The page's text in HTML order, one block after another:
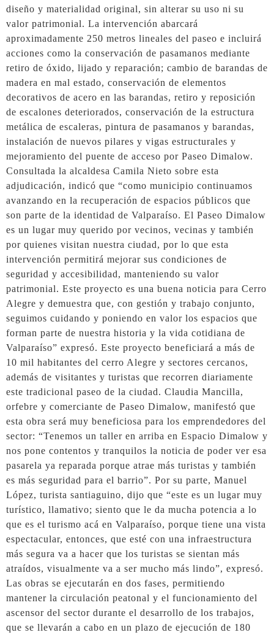
diseño y materialidad original, sin alterar su uso ni su
valor patrimonial. La intervención abarcará
aproximadamente 250 metros lineales del paseo e incluirá
acciones como la conservación de pasamanos mediante
retiro de óxido, lijado y reparación; cambio de barandas de
madera en mal estado, conservación de elementos
decorativos de acero en las barandas, retiro y reposición
de escalones deteriorados, conservación de la estructura
metálica de escaleras, pintura de pasamanos y barandas,
instalación de nuevos pilares y vigas estructurales y
mejoramiento del puente de acceso por Paseo Dimalow.
Consultada la alcaldesa Camila Nieto sobre esta
adjudicación, indicó que “como municipio continuamos
avanzando en la recuperación de espacios públicos que
son parte de la identidad de Valparaíso. El Paseo Dimalow
es un lugar muy querido por vecinos, vecinas y también
por quienes visitan nuestra ciudad, por lo que esta
intervención permitirá mejorar sus condiciones de
seguridad y accesibilidad, manteniendo su valor
patrimonial. Este proyecto es una buena noticia para Cerro
Alegre y demuestra que, con gestión y trabajo conjunto,
seguimos cuidando y poniendo en valor los espacios que
forman parte de nuestra historia y la vida cotidiana de
Valparaíso” expresó. Este proyecto beneficiará a más de
10 mil habitantes del cerro Alegre y sectores cercanos,
además de visitantes y turistas que recorren diariamente
este tradicional paseo de la ciudad. Claudia Mancilla,
orfebre y comerciante de Paseo Dimalow, manifestó que
esta obra será muy beneficiosa para los emprendedores del
sector: “Tenemos un taller en arriba en Espacio Dimalow y
nos pone contentos y tranquilos la noticia de poder ver esa
pasarela ya reparada porque atrae más turistas y también
es más seguridad para el barrio”. Por su parte, Manuel
López, turista santiaguino, dijo que “este es un lugar muy
turístico, llamativo; siento que le da mucha potencia a lo
que es el turismo acá en Valparaíso, porque tiene una vista
espectacular, entonces, que esté con una infraestructura
más segura va a hacer que los turistas se sientan más
atraídos, visualmente va a ser mucho más lindo”, expresó.
Las obras se ejecutarán en dos fases, permitiendo
mantener la circulación peatonal y el funcionamiento del
ascensor del sector durante el desarrollo de los trabajos,
que se llevarán a cabo en un plazo de ejecución de 180